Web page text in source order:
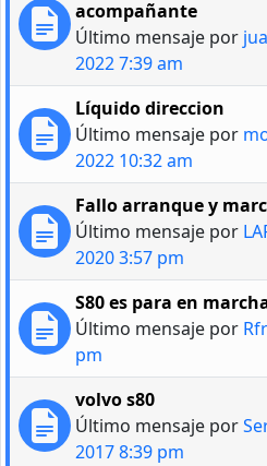
acompañante
Último mensaje por
2022 7:39 am
Líquido direccion
Último mensaje por
2022 10:32 am
Fallo arranque y
Último mensaje por
2020 3:57 pm
S80 es para en
Último mensaje por Rfr
pm
volvo s80
Último mensaje por
2017 8:39 pm